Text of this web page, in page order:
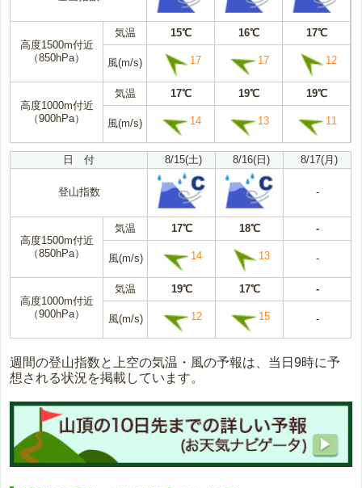
高度1500m付近
（850hPa）
気温 15℃ 16℃ 17℃
風(m/s) 17 17 12
高度1000m付近
（900hPa）
気温 17℃ 19℃ 19℃
風(m/s) 14 13 11
日 付 8/15(土) 8/16(日) 8/17(月)
登山指数 -
高度1500m付近
（850hPa）
気温 17℃ 18℃ -
風(m/s) 14 13 -
高度1000m付近
（900hPa）
気温 19℃ 17℃ -
風(m/s) 12 15 -
週間の登山指数と上空の気温・風の予報は、当日9時に予
想される状況を掲載しています。